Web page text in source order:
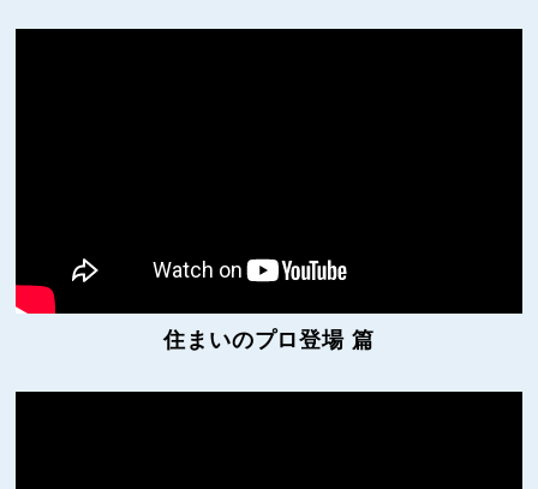
住まいのプロ登場 篇